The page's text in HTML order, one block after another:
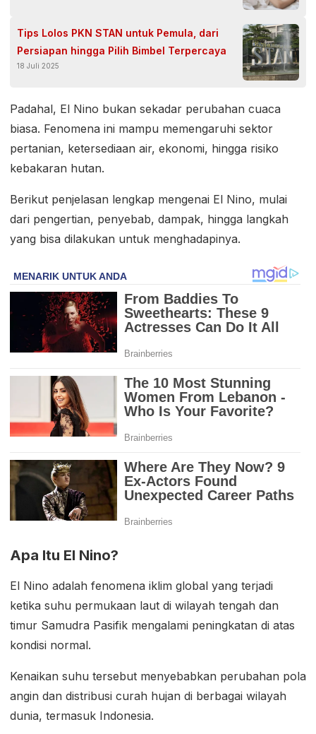
Tips Lolos PKN STAN untuk Pemula, dari
Persiapan hingga Pilih Bimbel Terpercaya
18 Juli 2025
Padahal, El Nino bukan sekadar perubahan cuaca
biasa. Fenomena ini mampu memengaruhi sektor
pertanian, ketersediaan air, ekonomi, hingga risiko
kebakaran hutan.
Berikut penjelasan lengkap mengenai El Nino, mulai
dari pengertian, penyebab, dampak, hingga langkah
yang bisa dilakukan untuk menghadapinya.
Apa Itu El Nino?
El Nino adalah fenomena iklim global yang terjadi
ketika suhu permukaan laut di wilayah tengah dan
timur Samudra Pasifik mengalami peningkatan di atas
kondisi normal.
Kenaikan suhu tersebut menyebabkan perubahan pola
angin dan distribusi curah hujan di berbagai wilayah
dunia, termasuk Indonesia.